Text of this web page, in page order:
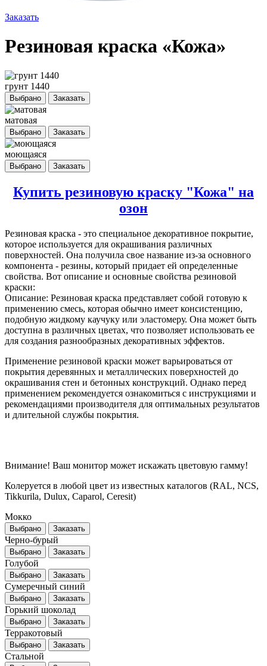
Заказать
Резиновая краска «Кожа»
грунт 1440
Выбрано Заказать
матовая
Выбрано Заказать
моющаяся
Выбрано Заказать
Купить резиновую краску "Кожа" на
озон
Резиновая краска - это специальное декоративное покрытие,
которое используется для окрашивания различных
поверхностей. Она получила свое название из-за основного
компонента - резины, который придает ей определенные
свойства. Вот описание и основные свойства резиновой
краски:
Описание: Резиновая краска представляет собой готовую к
применению смесь, которая обычно имеет консистенцию,
подобную жидкому каучуку или эластомеру. Она может быть
доступна в различных цветах, что позволяет использовать ее
для создания разнообразных декоративных эффектов.
Применение резиновой краски может варьироваться от
покрытия деревянных и металлических поверхностей до
окрашивания стен и бетонных конструкций. Однако перед
применением рекомендуется ознакомиться с инструкциями и
рекомендациями производителя для оптимальных результатов
и длительной службы покрытия.
Внимание! Ваш монитор может искажать цветовую гамму!
Колеруется в любой цвет из известных каталогов (RAL, NCS,
Tikkurila, Dulux, Caparol, Ceresit)
Мокко
Выбрано Заказать
Черно-бурый
Выбрано Заказать
Голубой
Выбрано Заказать
Сумеречный синий
Выбрано Заказать
Горький шоколад
Выбрано Заказать
Терракотовый
Выбрано Заказать
Стальной